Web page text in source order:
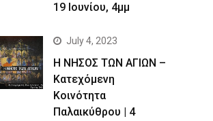
19 Ιουνίου, 4μμ
July 4, 2023
Η ΝΗΣΟΣ ΤΩΝ ΑΓΙΩΝ –
Kατεχόμενη
Κοινότητα
Παλαικύθρου | 4